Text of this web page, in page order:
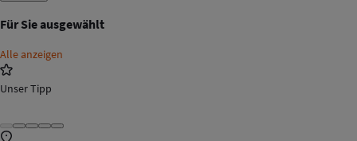
Für Sie ausgewählt
Alle anzeigen
Unser Tipp